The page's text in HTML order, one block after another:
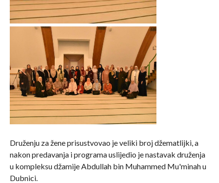
Druženju za žene prisustvovao je veliki broj džematlijki, a
nakon predavanja i programa uslijedio je nastavak druženja
u kompleksu džamije Abdullah bin Muhammed Mu'minah u
Dubnici.